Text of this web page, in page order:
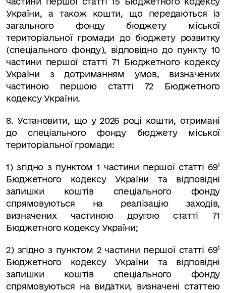
України, а також кошти, що передаються із
загального фонду бюджету міської
територіальної громади до бюджету розвитку
(спеціального фонду), відповідно до пункту 10
частини першої статті 71 Бюджетного кодексу
України з дотриманням умов, визначених
частиною першою статті 72 Бюджетного
кодексу України.
8. Установити, що у 2026 році кошти, отримані
до спеціального фонду бюджету міської
територіальної громади:
1) згідно з пунктом 1 частини першої статті 691
Бюджетного кодексу України та відповідні
залишки коштів спеціального фонду
спрямовуються на реалізацію заходів,
визначених частиною другою статті 71
Бюджетного кодексу України;
2) згідно з пунктом 2 частини першоїстатті 691
Бюджетного кодексу України та відповідні
залишки коштів спеціального фонду
спрямовуються на видатки, визначені статтею